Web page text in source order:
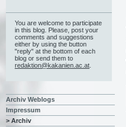
You are welcome to participate
in this blog. Please, post your
comments and suggestions
either by using the button
"reply" at the bottom of each
blog or send them to
redaktion@kakanien.ac.at
Archiv Weblogs
Impressum
> Archiv